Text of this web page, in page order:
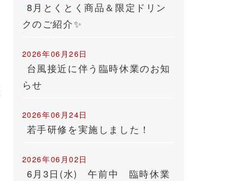
8月とくとく商品＆限定ドリン
クのご紹介✨
2026年06月26日
台風接近に伴う臨時休業のお知
らせ
2026年06月24日
若手研修を実施しました！
2026年06月02日
6月3日(水) 午前中 臨時休業